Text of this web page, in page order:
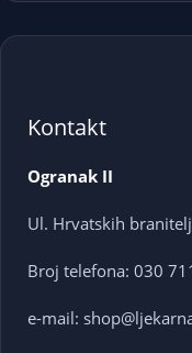
Kontakt
Ogranak II
Ul. Hrvatskih
Broj telefona: 030
e-mail: